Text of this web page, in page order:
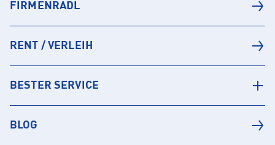
FIRMENRADL
RENT / VERLEIH
BESTER SERVICE
BLOG